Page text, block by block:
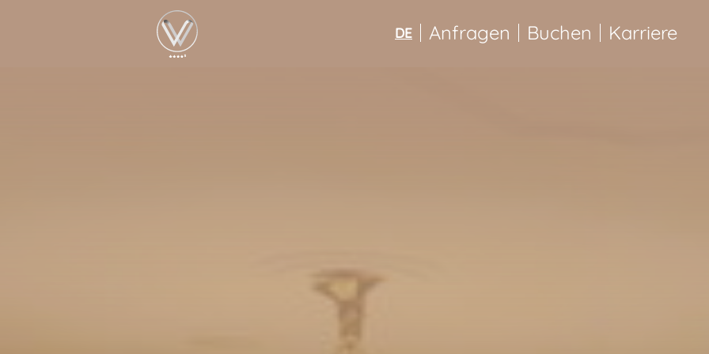
DE Anfragen Buchen Karriere